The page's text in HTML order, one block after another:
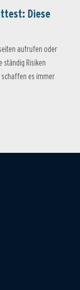
Diese
aufrufen oder
ständig Risiken
schaffen es immer